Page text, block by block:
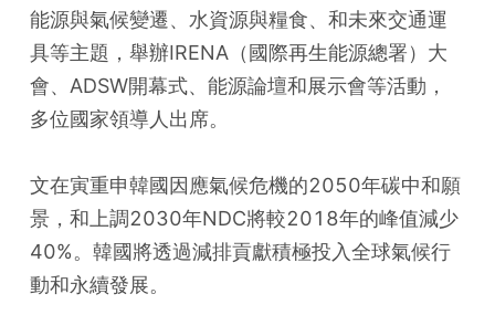
能源與氣候變遷、水資源與糧食、和未來交通運
具等主題，舉辦IRENA（國際再生能源總署）大
會、ADSW開幕式、能源論壇和展示會等活動，
多位國家領導人出席。
文在寅重申韓國因應氣候危機的2050年碳中和願
景，和上調2030年NDC將較2018年的峰值減少
40%。韓國將透過減排貢獻積極投入全球氣候行
動和永續發展。